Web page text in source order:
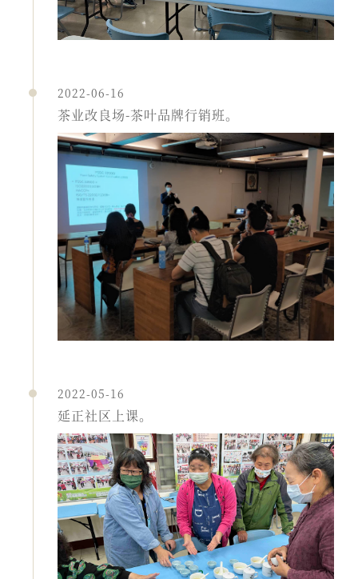
2022-06-16
茶业改良场-茶叶品牌行销班。
2022-05-16
延正社区上课。